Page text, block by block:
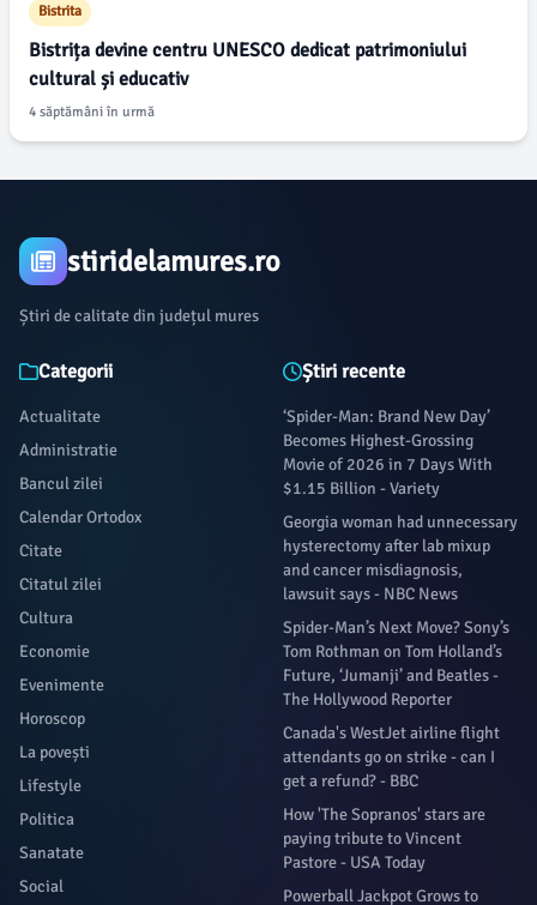
Bistrita
Bistrița devine centru UNESCO dedicat patrimoniului
cultural și educativ
4 săptămâni în urmă
stiridelamures.ro
Știri de calitate din județul mures
Categorii
Actualitate
Administratie
Bancul zilei
Calendar Ortodox
Citate
Citatul zilei
Cultura
Economie
Evenimente
Horoscop
La povești
Lifestyle
Politica
Sanatate
Social
Știri recente
‘Spider-Man: Brand New Day’
Becomes Highest-Grossing
Movie of 2026 in 7 Days With
$1.15 Billion - Variety
Georgia woman had unnecessary
hysterectomy after lab mixup
and cancer misdiagnosis,
lawsuit says - NBC News
Spider-Man’s Next Move? Sony’s
Tom Rothman on Tom Holland’s
Future, ‘Jumanji’ and Beatles -
The Hollywood Reporter
Canada's WestJet airline flight
attendants go on strike - can I
get a refund? - BBC
How 'The Sopranos' stars are
paying tribute to Vincent
Pastore - USA Today
Powerball Jackpot Grows to